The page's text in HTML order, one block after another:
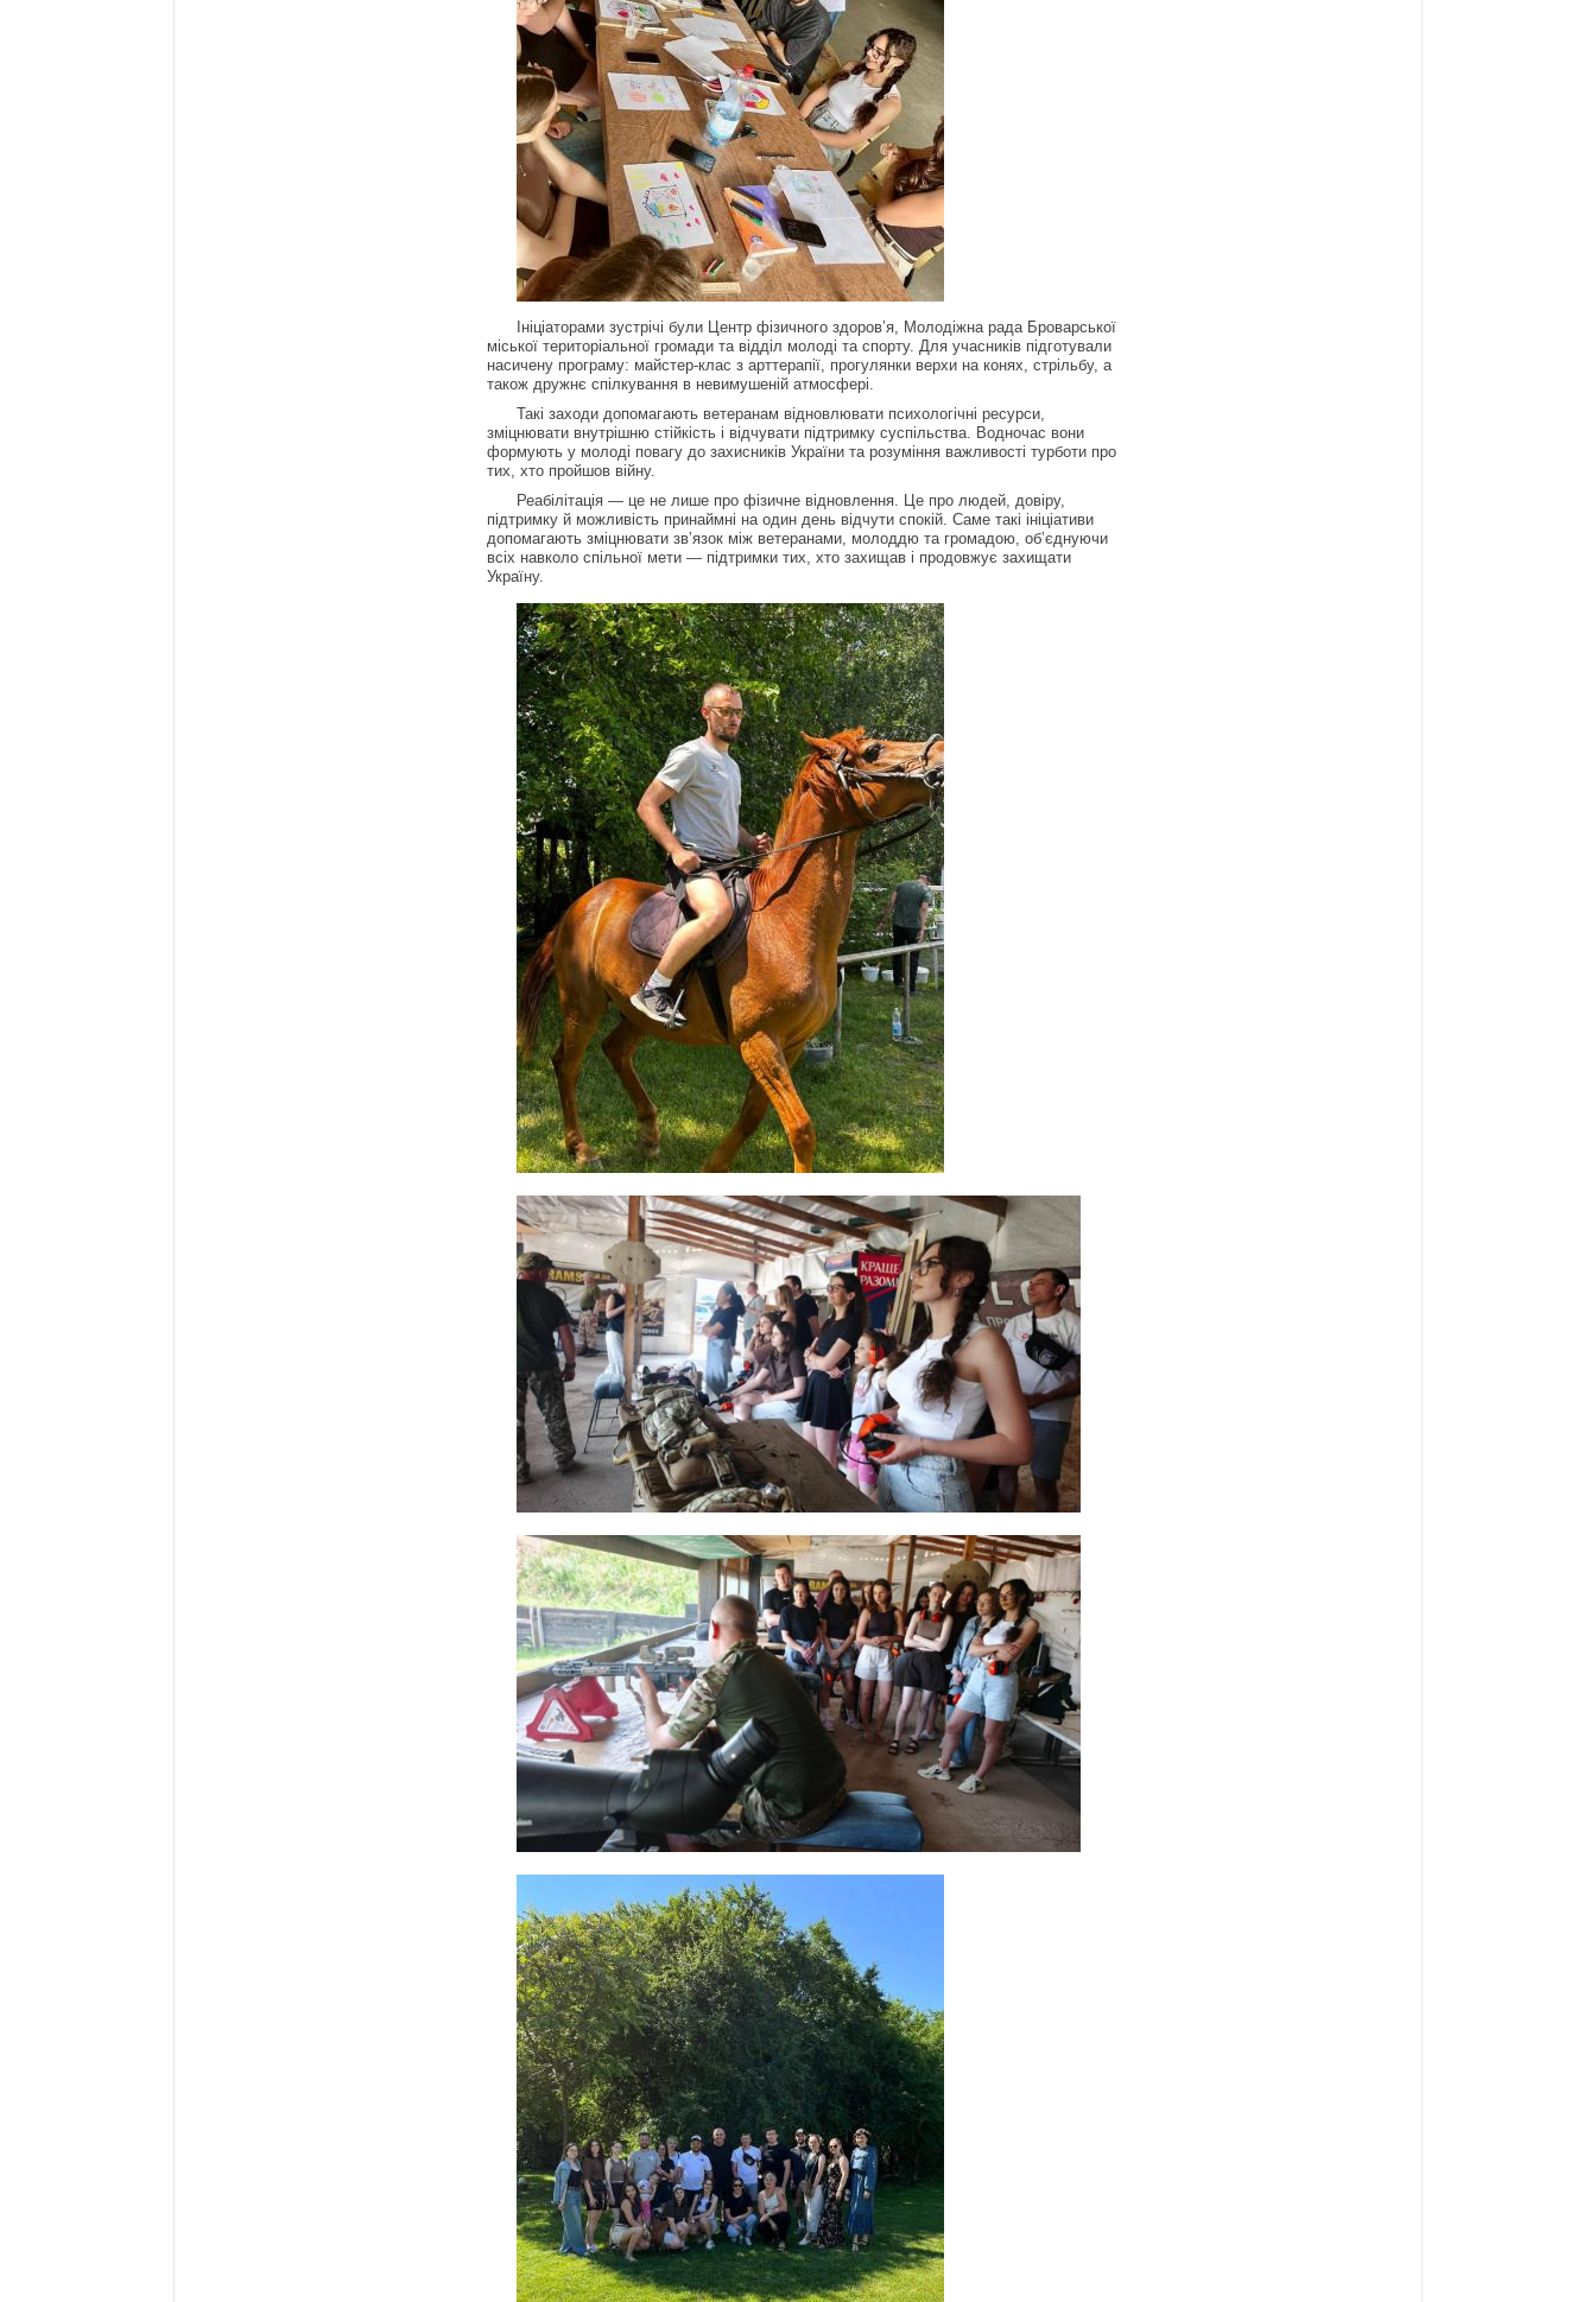
Ініціаторами зустрічі були Центр фізичного здоров’я, Молодіжна рада Броварської
міської територіальної громади та відділ молоді та спорту. Для учасників підготували
насичену програму: майстер-клас з арттерапії, прогулянки верхи на конях, стрільбу, а
також дружнє спілкування в невимушеній атмосфері.
Такі заходи допомагають ветеранам відновлювати психологічні ресурси,
зміцнювати внутрішню стійкість і відчувати підтримку суспільства. Водночас вони
формують у молоді повагу до захисників України та розуміння важливості турботи про
тих, хто пройшов війну.
Реабілітація — це не лише про фізичне відновлення. Це про людей, довіру,
підтримку й можливість принаймні на один день відчути спокій. Саме такі ініціативи
допомагають зміцнювати зв’язок між ветеранами, молоддю та громадою, об’єднуючи
всіх навколо спільної мети — підтримки тих, хто захищав і продовжує захищати
Україну.